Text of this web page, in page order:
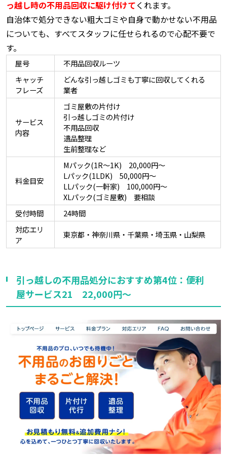
っ越し時の不用品回収に駆け付けてくれます。
自治体で処分できない粗大ゴミや自身で動かせない不用品
についても、すべてスタッフに任せられるので心配不要で
す。
屋号
不用品回収ルーツ
キャッチ
フレーズ
どんな引っ越しゴミも丁寧に回収してくれる
業者
サービス
内容
ゴミ屋敷の片付け
引っ越しゴミの片付け
不用品回収
遺品整理
生前整理など
料金目安
Mパック(1R～1K) 20,000円～
Lパック(1LDK) 50,000円～
LLパック(一軒家) 100,000円～
XLパック(ゴミ屋敷) 要相談
受付時間
24時間
対応エリ
ア
東京都・神奈川県・千葉県・埼玉県・山梨県
引っ越しの不用品処分におすすめ第4位：便利
屋サービス21 22,000円～